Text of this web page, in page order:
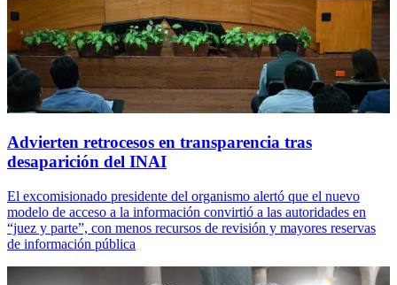
Advierten retrocesos en transparencia tras
desaparición del INAI
El excomisionado presidente del organismo alertó que el nuevo
modelo de acceso a la información convirtió a las autoridades en
“juez y parte”, con menos recursos de revisión y mayores reservas
de información pública